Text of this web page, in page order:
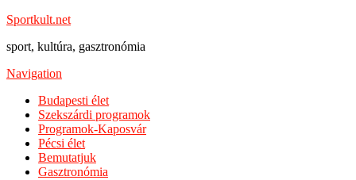
Sportkult.net
sport, kultúra, gasztronómia
Navigation
Budapesti élet
Szekszárdi programok
Programok-Kaposvár
Pécsi élet
Bemutatjuk
Gasztronómia